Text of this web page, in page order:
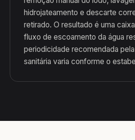
hidrojateamento e descarte
retirado. O resultado é uma
fluxo de escoamento da água
periodicidade recomendada
sanitária varia conforme o